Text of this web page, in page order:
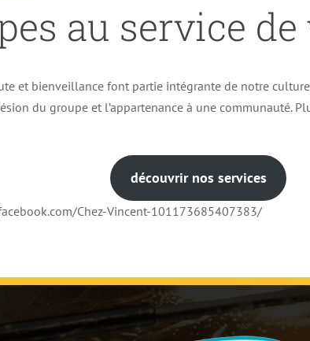
au service
et bienveillance font partie intégrante de notre culture
du groupe et l’appartenance à une communauté.
découvrir nos services
Chez-Vincent-101173685407383/